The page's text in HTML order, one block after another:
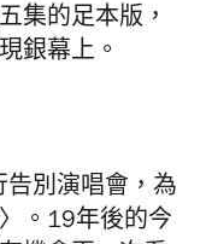
集的足本版，
銀幕上。
別演唱會，為
。19年後的今